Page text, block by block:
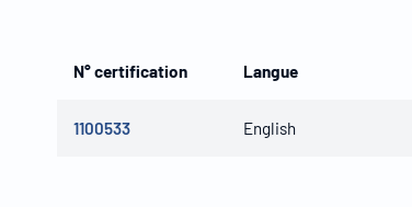
N° certification Langue
1100533 English